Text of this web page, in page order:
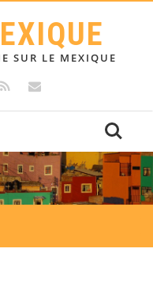
SUR LE MEXIQUE